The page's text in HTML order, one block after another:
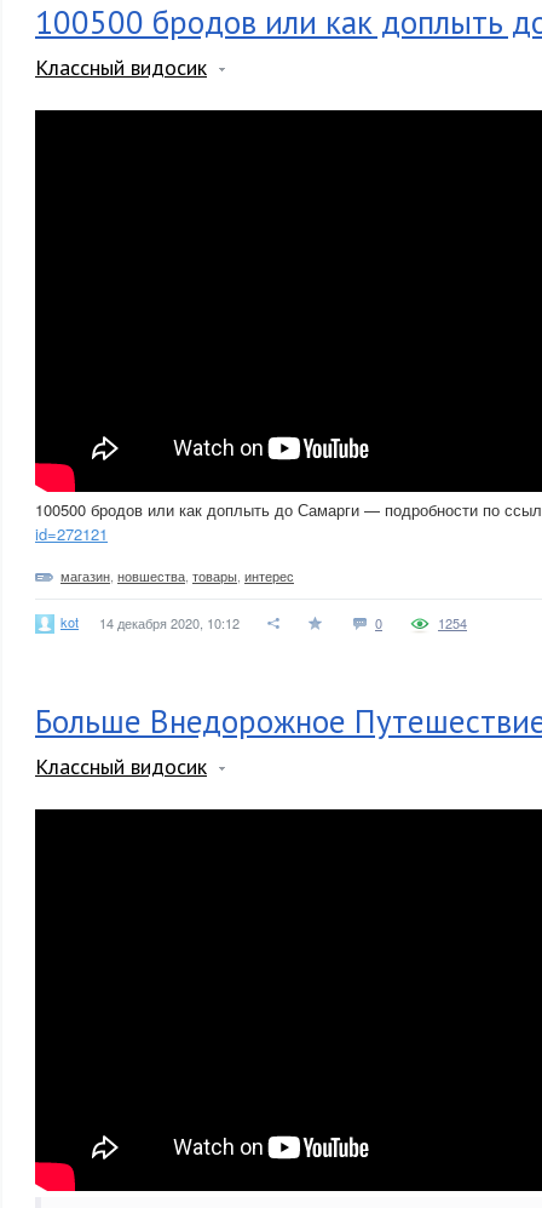
100500 бродов или как доплыть
Классный видосик
100500 бродов или как доплыть до Самарги — подробности по
id=272121
магазин новшества товары интерес
kot 14 декабря 2020, 10:12 0 1254
Больше Внедорожное
Классный видосик